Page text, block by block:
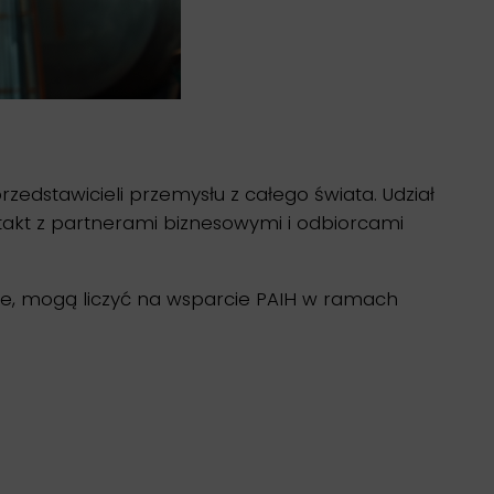
przemysłu z całego świata. Udział
z partnerami biznesowymi i odbiorcami
mogą liczyć na wsparcie PAIH w ramach